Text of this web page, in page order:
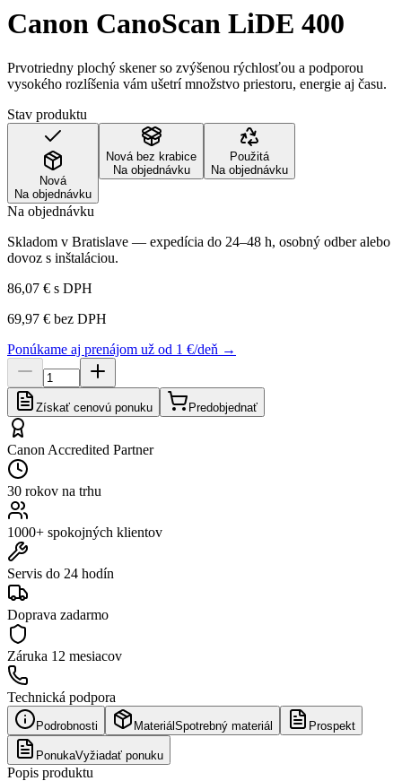
Canon CanoScan LiDE 400
Prvotriedny plochý skener so zvýšenou rýchlosťou a podporou
vysokého rozlíšenia vám ušetrí množstvo priestoru, energie aj času.
Stav produktu
Nová
Na objednávku
Nová bez krabice
Na objednávku
Použitá
Na objednávku
Na objednávku
Skladom v Bratislave — expedícia do 24–48 h, osobný odber alebo
dovoz s inštaláciou.
86,07 € s DPH
69,97 € bez DPH
Ponúkame aj prenájom už od 1 €/deň →
Získať cenovú ponuku Predobjednať
Canon Accredited Partner
30 rokov na trhu
1000+ spokojných klientov
Servis do 24 hodín
Doprava zadarmo
Záruka 12 mesiacov
Technická podpora
Podrobnosti Materiál Spotrebný materiál Prospekt
PonukaVyžiadať ponuku
Popis produktu